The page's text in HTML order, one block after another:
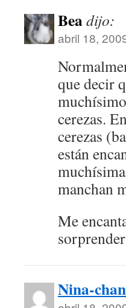
Beadijo:
abril 18,
que decir
cerezas.
cerezas
están
manchan
Me
Nina-